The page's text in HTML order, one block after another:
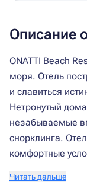
Описание
ONATTI Beach
моря. Отель
и славиться
Нетронутый
незабываемые
снорклинга.
комфортные
Читать дальше